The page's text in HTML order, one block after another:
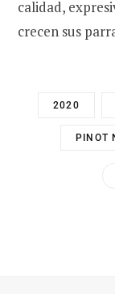
calidad,
crecen sus
2020
PINOT